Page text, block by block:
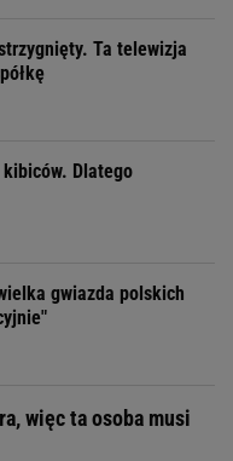
Ta telewizja
kibiców. Dlatego
gwiazda polskich
więc ta osoba musi